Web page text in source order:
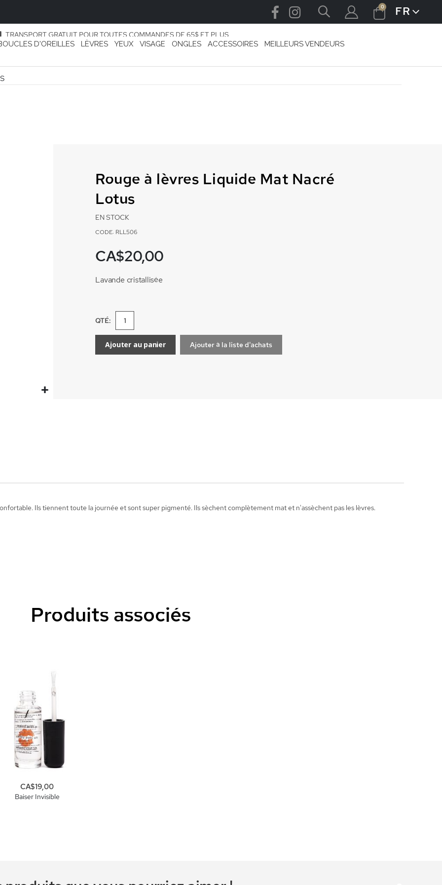
Cart
0articlesLANGUE
FR
TRANSPORT GRATUIT POUR TOUTES COMMANDES DE 65$ ET PLUS
D'OREILLES LÈVRES YEUX VISAGE ONGLES ACCESSOIRES
MEILLEURS VENDEURS
Rouge à lèvres Liquide Mat Nacré
Lotus
EN STOCK
CODE: RLL506
CA$20,00
Lavande cristallisée
QTÉ:
Ajouter au panier Ajouter à la liste d'achats
Ils tiennent toute la journée et sont super pigmenté. Ils sèchent complètement mat et n'assèchent pas les lèvres.
Produits associés
Baiser Invisible
CA$19,00